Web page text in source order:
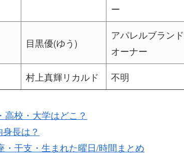
ー
目黒優(ゆう)
アパレルブランド
オーナー
村上真輝リカルド 不明
校・大学はどこ？
長は？
干支・生まれた曜日/時間まとめ